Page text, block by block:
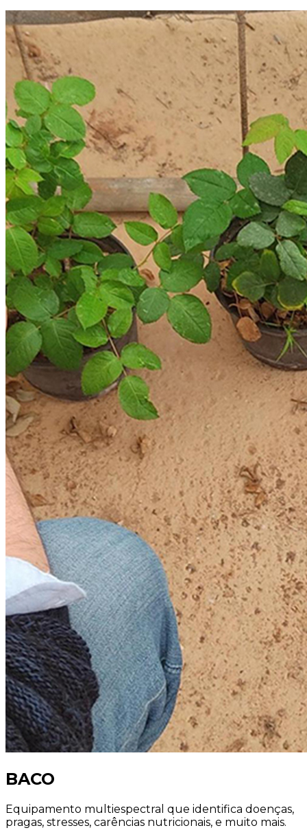
BACO
Equipamento multiespectral que identifica doenças,
pragas, stresses, carências nutricionais, e muito mais.